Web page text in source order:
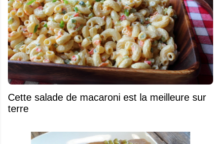
Cette salade de macaroni est la meilleure sur
terre